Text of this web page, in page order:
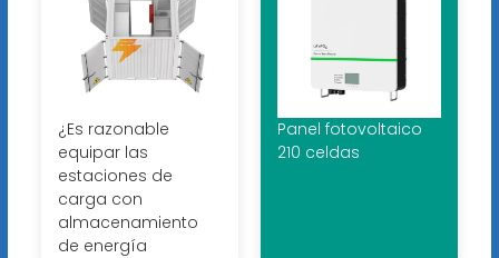
¿Es razonable
equipar las
estaciones de
carga con
almacenamiento
de energía
Panel fotovoltaico
210 celdas